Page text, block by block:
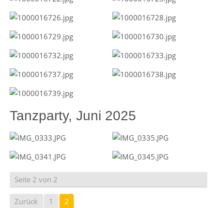
Tanzparty, Juni 2025
Seite 2 von 2
Zurück 1 2